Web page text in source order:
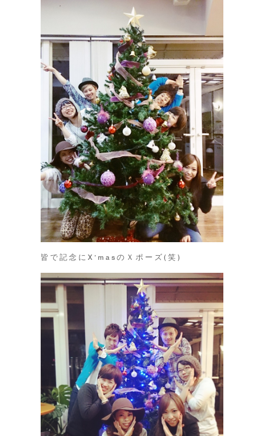
皆で記念にX’masのＸポーズ(笑)